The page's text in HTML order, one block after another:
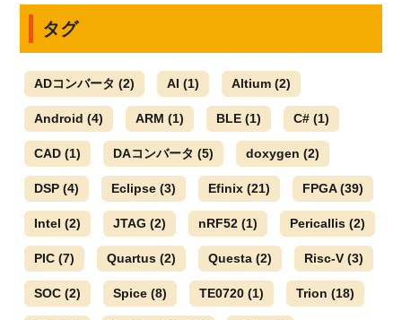
タグ
ADコンバータ (2) AI (1) Altium (2)
Android (4) ARM (1) BLE (1) C# (1)
CAD (1) DAコンバータ (5) doxygen (2)
DSP (4) Eclipse (3) Efinix (21) FPGA(39)
Intel (2) JTAG (2) nRF52 (1) Pericallis (2)
PIC (7) Quartus (2) Questa (2) Risc-V (3)
SOC (2) Spice (8) TE0720 (1) Trion (18)